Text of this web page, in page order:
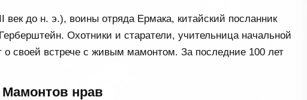
до н. э.), воины отряда Ермака, китайский посланник
Охотники и старатели, учительница начальной
о своей встрече с живым мамонтом. За последние 100 лет
Мамонтов нрав